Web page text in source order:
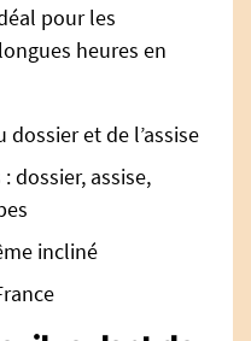
pour les
heures en
et de l’assise
dossier, assise,
incliné